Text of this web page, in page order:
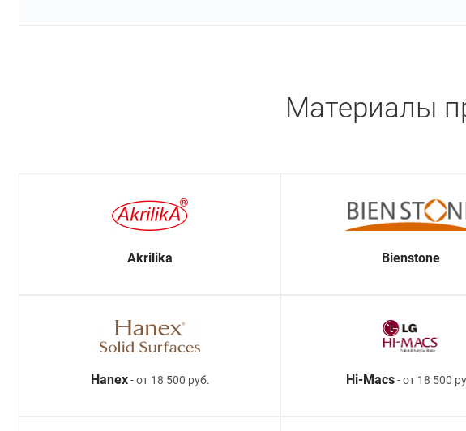
Материалы
Akrilika Bienstone
Hanex- от 18 500 руб. Hi-Macs- от 18 500